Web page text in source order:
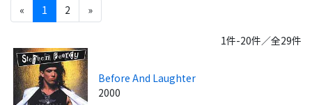
«
1 2 »
1件-20件／全29件
Before And Laughter
2000